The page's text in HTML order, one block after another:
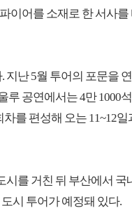
이어를 소재로 한 서사를
난 5월 투어의 포문을
루 공연에서는 4만 1000
를 편성해 오는 11~12일
시를 거친 뒤 부산에서 국
시 투어가 예정돼 있다.